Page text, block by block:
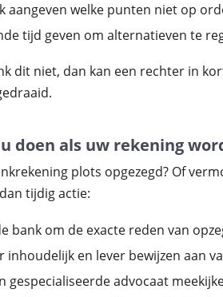
aangeven welke punten niet op
tijd geven om alternatieven te
dit niet, dan kan een rechter in
doen als uw rekening
plots opgezegd? Of
tijdig actie:
bank om de exacte reden van
inhoudelijk en lever bewijzen aan
gespecialiseerde advocaat